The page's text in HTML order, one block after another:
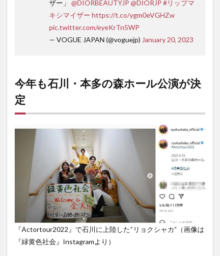
ザー」 @DIORBEAUTYJP @DIORJP #リップマ
キシマイザー https://t.co/ygm0eVGHZw
pic.twitter.com/eyeKrTn5WP
— VOGUE JAPAN (@voguejp) January 20, 2023
今年も石川・本多の森ホール公演が決
定
『Actortour2022』で石川に上陸した“リョクシャカ”（画像は
『緑黄色社会』Instagramより）